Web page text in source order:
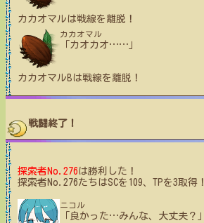
カカオマルは戦線を離脱！
カカオマル
「カオカオ……
カカオマルBは戦線を離脱！
戦闘終了！
探索者No.276は勝利した！
探索者No.276たちはSCを109、TPを3取得！
ニコル
「良かった…みんな、大丈夫？」